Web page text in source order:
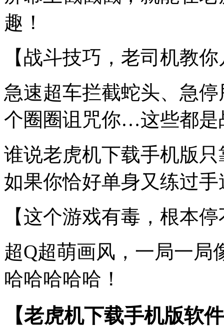
趣！
【战斗技巧，老司机教
急速超车拦截蛇头、急
个圈圈诅咒你…这些都是
谁说老虎机下载手机版
如果你恰好单身又练过
【这个游戏有毒，根本
超Q超萌画风，一局一局
哈哈哈哈哈！
【老虎机下载手机版软